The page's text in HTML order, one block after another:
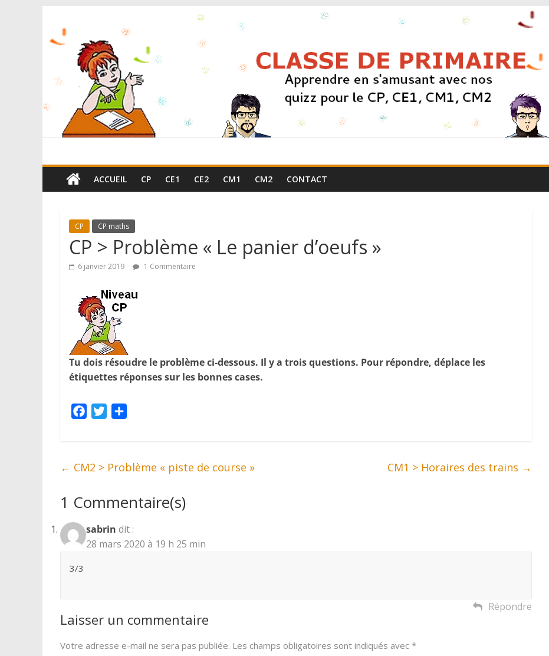
ACCUEIL CP CE1 CE2 CM1 CM2 CONTACT
CP CP maths
CP > Problème « Le panier d’oeufs »
6 janvier 2019 1 Commentaire
Tu dois résoudre le problème ci-dessous. Il y a trois questions. Pour répondre, déplace les
étiquettes réponses sur les bonnes cases.
b
o
t
r
a
e
← CM2 > Problème « piste de course » CM1 > Horaires des trains →
1 Commentaire(s)
sabrin dit :
28 mars 2020 à 19 h 25 min
3/3
Répondre
Laisser un commentaire
Votre adresse e-mail ne sera pas publiée. Les champs obligatoires sont indiqués avec *